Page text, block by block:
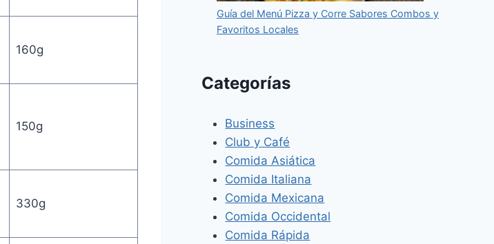
160g
150g
330g
Guía del Menú Pizza y Corre Sabores Combos y
Favoritos Locales
Categorías
Business
Club y Café
Comida Asiática
Comida Italiana
Comida Mexicana
Comida Occidental
Comida Rápida